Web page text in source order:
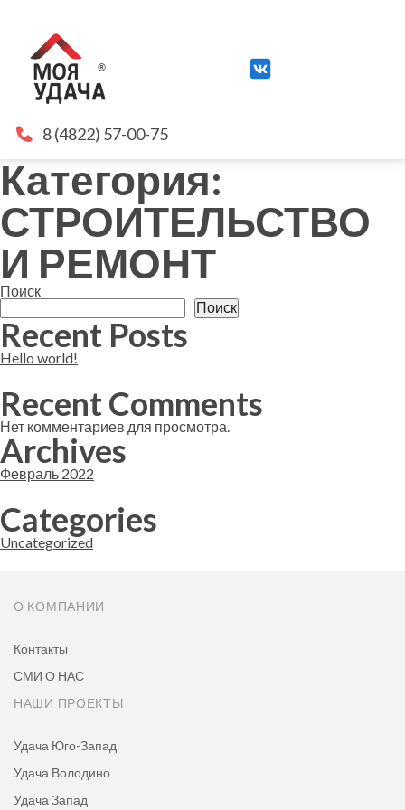
8 (4822) 57-00-75
Категория:
СТРОИТЕЛЬСТВО
И РЕМОНТ
Поиск
Поиск
Recent Posts
Hello world!
Recent Comments
Нет комментариев для просмотра.
Archives
Февраль 2022
Categories
Uncategorized
О КОМПАНИИ
Контакты
СМИ О НАС
НАШИ ПРОЕКТЫ
Удача Юго-Запад
Удача Володино
Удача Запад